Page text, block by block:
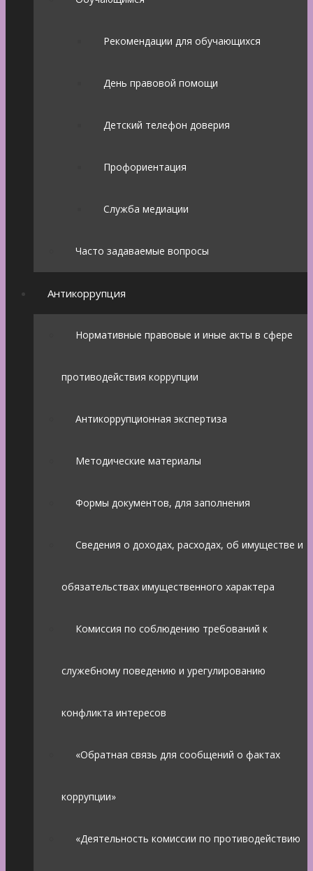
Рекомендации для обучающихся
День правовой помощи
Детский телефон доверия
Профориентация
Служба медиации
Часто задаваемые вопросы
Антикоррупция
Нормативные правовые и иные акты в сфере
противодействия коррупции
Антикоррупционная экспертиза
Методические материалы
Формы документов, для заполнения
Сведения о доходах, расходах, об имуществе и
обязательствах имущественного характера
Комиссия по соблюдению требований к
служебному поведению и урегулированию
конфликта интересов
«Обратная связь для сообщений о фактах
коррупции»
«Деятельность комиссии по противодействию